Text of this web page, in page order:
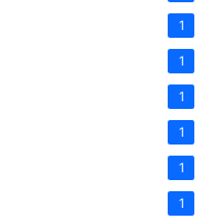
1
1
1
1
1
1